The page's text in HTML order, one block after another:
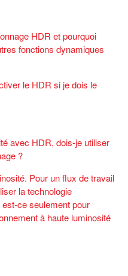
HDR et pourquoi
fonctions dynamiques
le HDR si je dois le
avec HDR, dois-je utiliser
?
Pour un flux de travail
la technologie
ce seulement pour
à haute luminosité